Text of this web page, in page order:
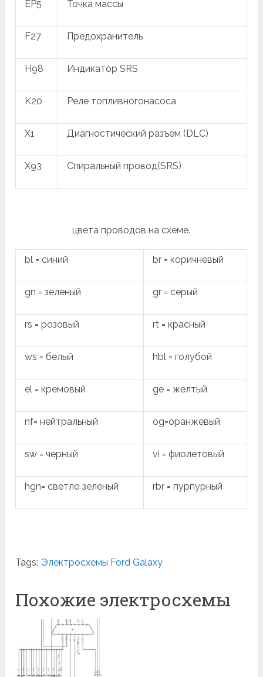
EP5 Точка массы
F27 Предохранитель
H98 Индикатор SRS
K20 Реле топливногонасоса
X1 Диагностический разъем (DLC)
X93 Спиральный провод(SRS)
цвета проводов на схеме.
bl = синий br = коричневый
gn = зеленый gr = серый
rs = розовый rt = красный
ws = белый hbl = голубой
el = кремовый ge = желтый
nf= нейтральный og=оранжевый
sw = черный vi = фиолетовый
hgn= светло зеленый rbr = пурпурный
Tags: Электросхемы Ford Galaxy
Похожие электросхемы